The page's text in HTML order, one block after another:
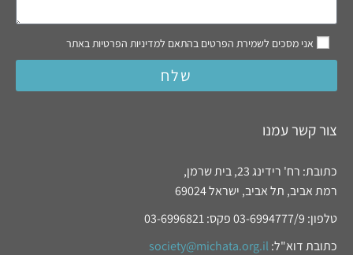
אני מסכים לשמירת הפרטים בהתאם למדיניות הפרטיות באתר
שלח
צור קשר עמנו
כתובת: רח' רידינג 23, בית שרמן,
רמת אביב, תל אביב, ישראל 69024
טלפון: 03-6994777/9 פקס: 03-6996821
כתובת דוא"ל: society@michata.org.il